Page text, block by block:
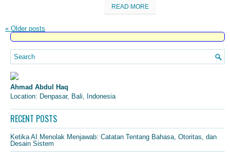
READ MORE
« Older posts
Ahmad Abdul Haq
Location: Denpasar, Bali, Indonesia
RECENT POSTS
Ketika AI Menolak Menjawab: Catatan Tentang Bahasa, Otoritas, dan
Desain Sistem